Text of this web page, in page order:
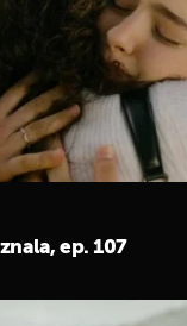
ep. 107